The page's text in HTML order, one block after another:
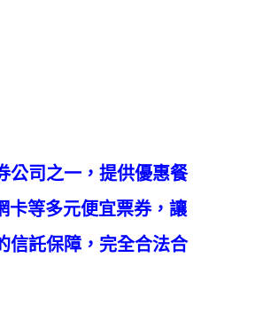
公司之一，提供優惠餐
卡等多元便宜票券，讓
信託保障，完全合法合